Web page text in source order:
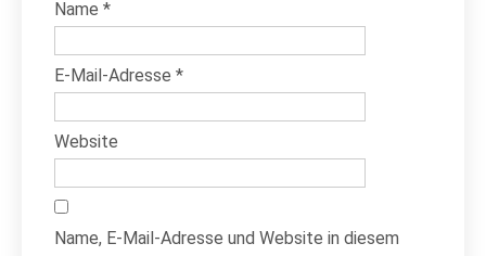
Name *
E-Mail-Adresse *
Website
Name, E-Mail-Adresse und Website in diesem